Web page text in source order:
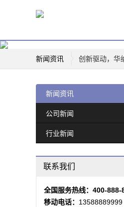
新闻资讯
创新驱动，华
一票难求！博
新闻资讯
公司新闻
行业新闻
联系我们
全国服务热线：400-888-
移动电话： 13588889999